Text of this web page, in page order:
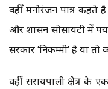
वहीँ मनोरंजन पात्र कहते
और शासन सोसायटी में
सरकार ‘निकम्मी’ है या तो
वहीं सरायपाली क्षेत्र के